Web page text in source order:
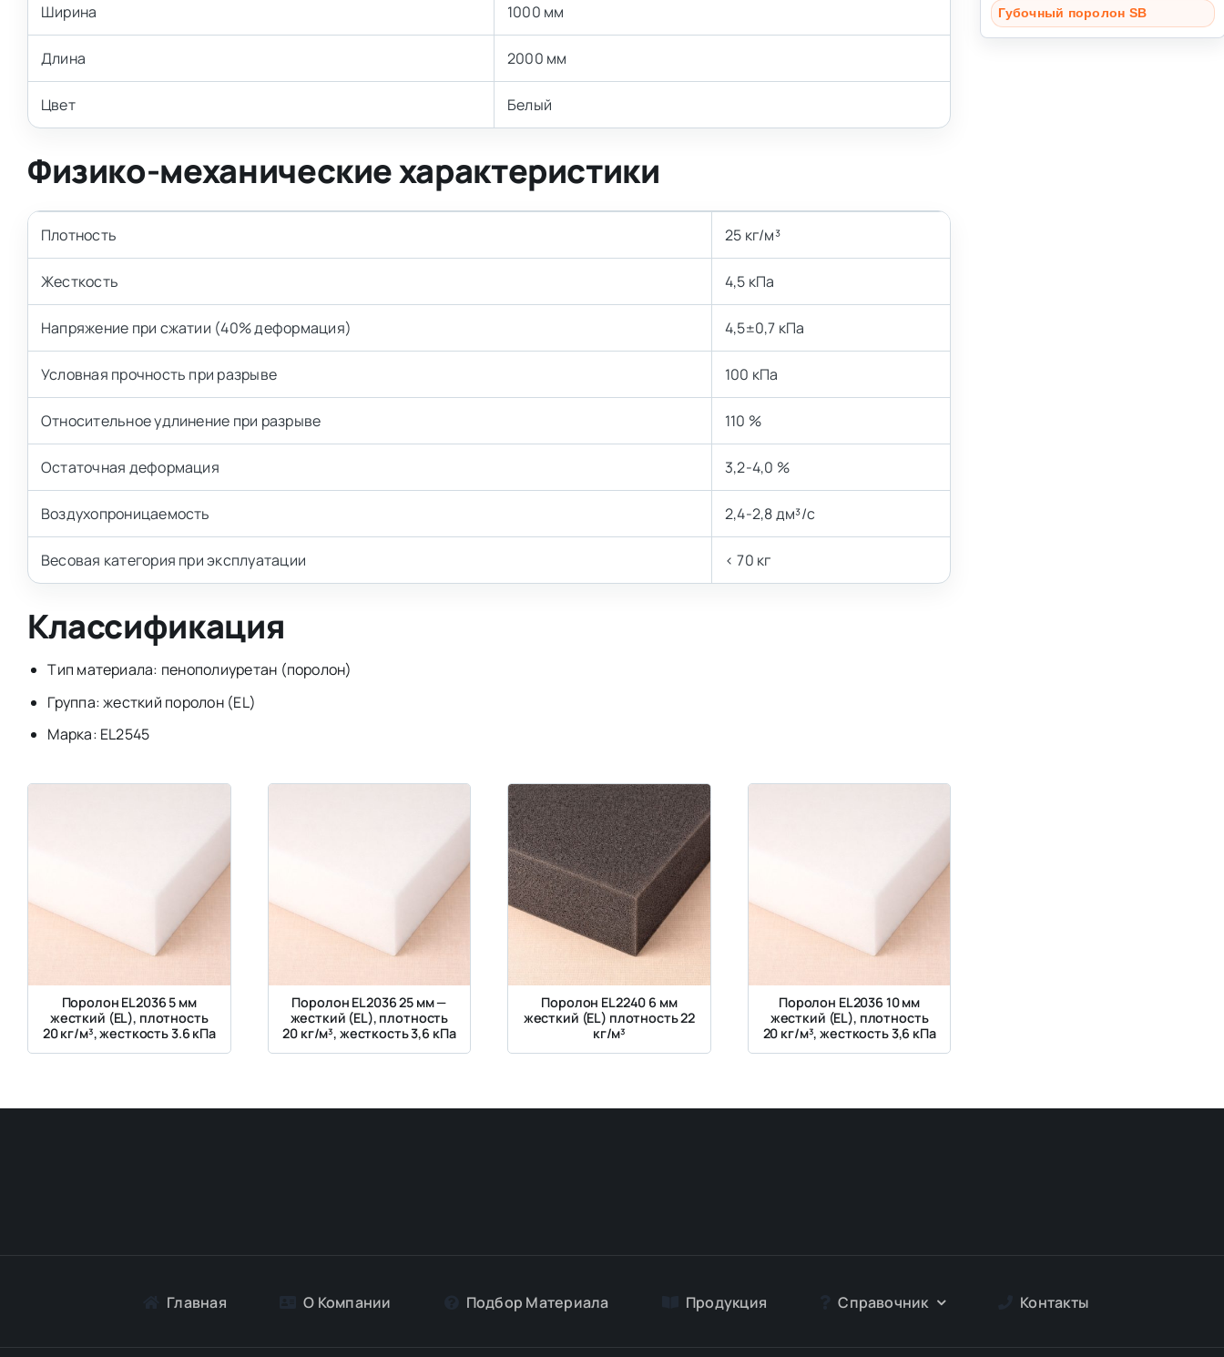
Ширина 1000 мм
Длина 2000 мм
Цвет Белый
Физико-механические характеристики
Плотность 25 кг/м³
Жесткость 4,5 кПа
Напряжение при сжатии (40% деформация) 4,5±0,7 кПа
Условная прочность при разрыве 100 кПа
Относительное удлинение при разрыве 110 %
Остаточная деформация 3,2-4,0 %
Воздухопроницаемость 2,4-2,8 дм³/с
Весовая категория при эксплуатации < 70 кг
Классификация
Тип материала: пенополиуретан (поролон)
Группа: жесткий поролон (EL)
Марка: EL2545
Поролон EL2036 5 мм
жесткий (EL), плотность
20 кг/м³, жесткость 3.6 кПа
Поролон EL2036 25 мм —
жесткий (EL), плотность
20 кг/м³, жесткость 3,6 кПа
Поролон EL2240 6 мм
жесткий (EL) плотность 22
кг/м³
Поролон EL2036 10 мм
жесткий (EL), плотность
20 кг/м³, жесткость 3,6 кПа
Губочный поролон SB
Главная О Компании Подбор Материалa Продукция Справочник Контакты